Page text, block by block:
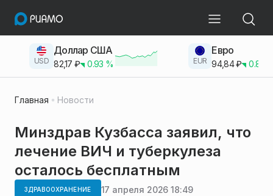
USD
Доллар США
82,17 ₽ 0.93 % EUR
Евро
94,84₽ 0.83
Главная Новости
Минздрав Кузбасса заявил, что
лечение ВИЧ и туберкулеза
осталось бесплатным
ЗДРАВООХРАНЕНИЕ 17 апреля 2026 18:49